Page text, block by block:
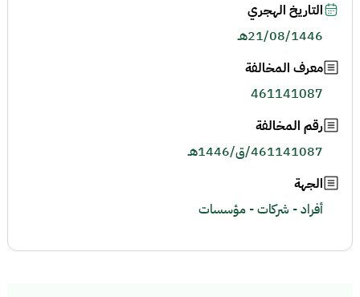
التاريخ الهجري
21/08/1446هـ
معرف المخالفة
461141087
رقم المخالفة
461141087/ق/1446هـ
الجهة
أفراد - شركات - مؤسسات